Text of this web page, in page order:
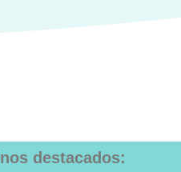
destacados: